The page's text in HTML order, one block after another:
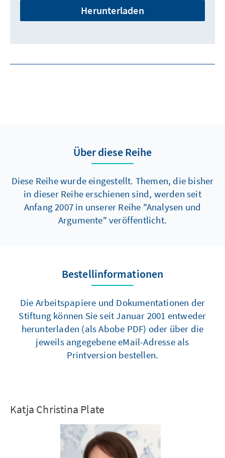
Herunterladen
Über diese Reihe
Diese Reihe wurde eingestellt. Themen, die bisher
in dieser Reihe erschienen sind, werden seit
Anfang 2007 in unserer Reihe "Analysen und
Argumente" veröffentlicht.
Bestellinformationen
Die Arbeitspapiere und Dokumentationen der
Stiftung können Sie seit Januar 2001 entweder
herunterladen (als Abobe PDF) oder über die
jeweils angegebene eMail-Adresse als
Printversion bestellen.
Katja Christina Plate